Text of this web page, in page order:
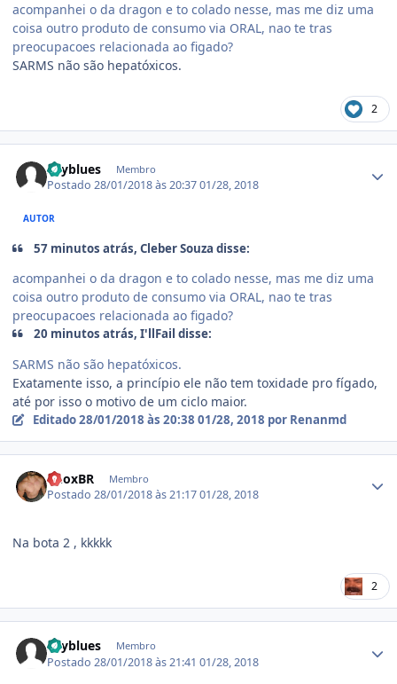
acompanhei o da dragon e to colado nesse, mas me diz uma
coisa outro produto de consumo via ORAL, nao te tras
preocupacoes relacionada ao figado?
SARMS não são hepatóxicos.
2
skyblues Membro
Postado28/01/2018 às 20:3701/28, 2018
AUTOR
57 minutos atrás, Cleber Souza disse:
acompanhei o da dragon e to colado nesse, mas me diz uma
coisa outro produto de consumo via ORAL, nao te tras
preocupacoes relacionada ao figado?
20 minutos atrás, I'llFail disse:
SARMS não são hepatóxicos.
Exatamente isso, a princípio ele não tem toxidade pro fígado,
até por isso o motivo de um ciclo maior.
Editado28/01/2018 às 20:38 01/28, 2018 por Renanmd
RhoxBR Membro
Postado28/01/2018 às 21:1701/28, 2018
Na bota 2 , kkkkk
2
skyblues Membro
Postado28/01/2018 às 21:4101/28, 2018